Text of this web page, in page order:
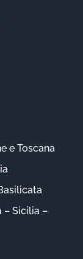
e Toscana
– Sicilia –